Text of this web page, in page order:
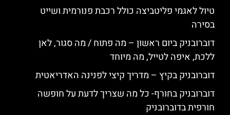
טיול לאגמי פליטביצה כולל רכבת פנורמית ושייט
בסירה
דוברובניק ביום ראשון – מה פתוח / מה סגור, לאן
ללכת, איפה לטייל, מה מיוחד
דוברובניק בקיץ – מדריך קיצי לפנינה האדריאטית
דוברובניק בחורף- כל מה שצריך לדעת על חופשה
חורפית בדוברובניק